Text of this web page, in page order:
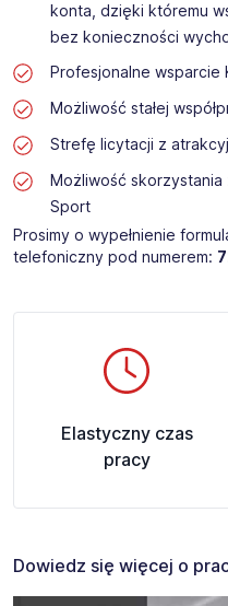
konta, dzięki któremu
bez konieczności
Profesjonalne wsparcie
Możliwość stałej
Strefę licytacji z
Możliwość
Sport
Prosimy o wypełnienie
telefoniczny pod numerem:
Elastyczny czas
pracy
Dowiedz się więcej o